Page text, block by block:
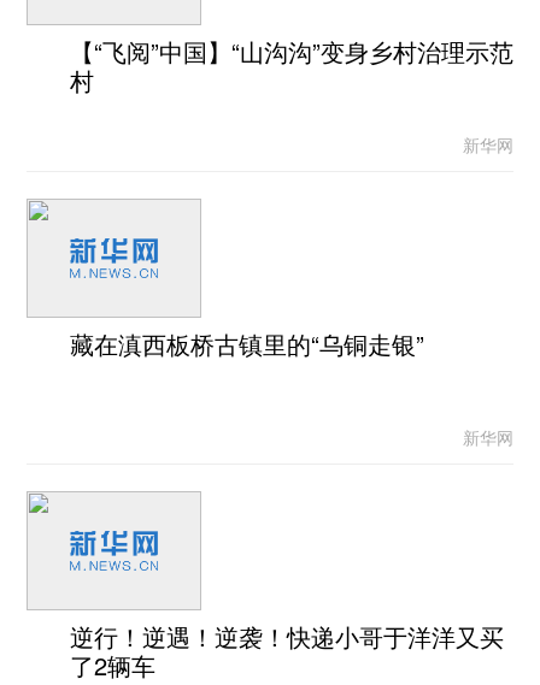
【“飞阅”中国】“山沟沟”变身乡村治理示范
村
新华网
藏在滇西板桥古镇里的“乌铜走银”
新华网
逆行！逆遇！逆袭！快递小哥于洋洋又买
了2辆车